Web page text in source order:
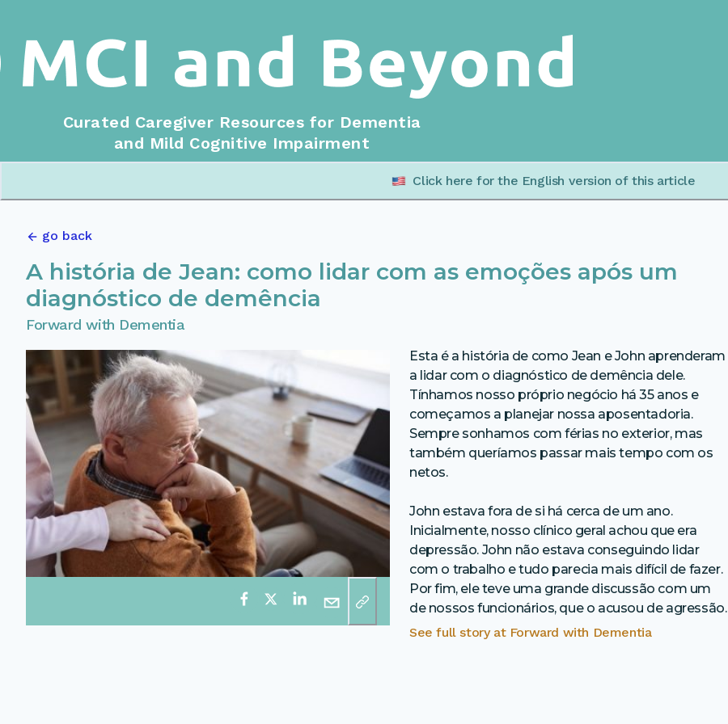
Curated Caregiver Resources for Dementia
and Mild Cognitive Impairment
Click here for the English version of this article
go back
A história de Jean: como lidar com as emoções após um
diagnóstico de demência
Forward with Dementia
Esta é a história de como Jean e John aprenderam
a lidar com o diagnóstico de demência dele.
Tínhamos nosso próprio negócio há 35 anos e
começamos a planejar nossa aposentadoria.
Sempre sonhamos com férias no exterior, mas
também queríamos passar mais tempo com os
netos.
John estava fora de si há cerca de um ano.
Inicialmente, nosso clínico geral achou que era
depressão. John não estava conseguindo lidar
com o trabalho e tudo parecia mais difícil de fazer.
Por fim, ele teve uma grande discussão com um
de nossos funcionários, que o acusou de agressão.
See full story atForward with Dementia